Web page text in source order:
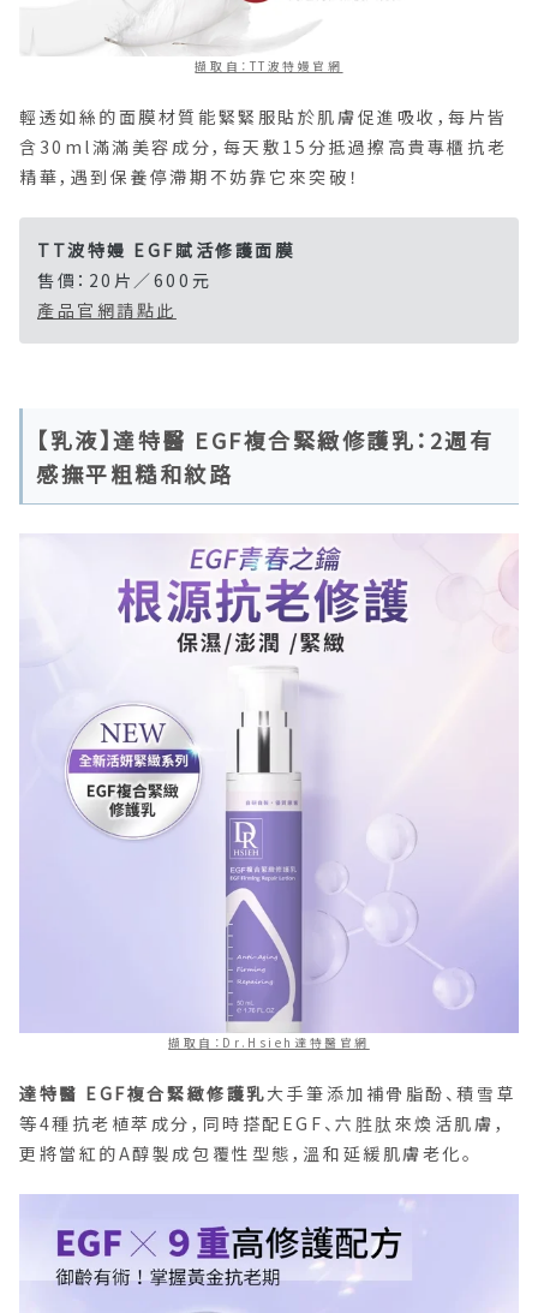
擷取自：TT波特嫚官網
輕透如絲的面膜材質能緊緊服貼於肌膚促進吸收，每片皆
含30ml滿滿美容成分，每天敷15分抵過擦高貴專櫃抗老
精華，遇到保養停滯期不妨靠它來突破！
TT波特嫚 EGF賦活修護面膜
售價：20片／600元
產品官網請點此
【乳液】達特醫 EGF複合緊緻修護乳：2週有
感撫平粗糙和紋路
擷取自：Dr.Hsieh達特醫官網
達特醫 EGF複合緊緻修護乳大手筆添加補骨脂酚、積雪草
等4種抗老植萃成分，同時搭配EGF、六胜肽來煥活肌膚，
更將當紅的A醇製成包覆性型態，溫和延緩肌膚老化。